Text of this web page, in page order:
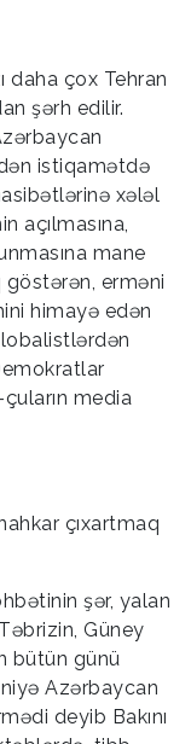
daha çox Tehran
şərh edilir.
istiqamətdə
xələl
açılmasına,
mane
göstərən, erməni
himayə edən
media
çıxartmaq
şər, yalan
Güney
bütün günü
Azərbaycan
deyib Bakını